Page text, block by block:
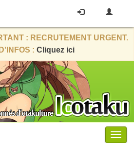
: RECRUTEMENT URGENT.
: Cliquez ici
Menu